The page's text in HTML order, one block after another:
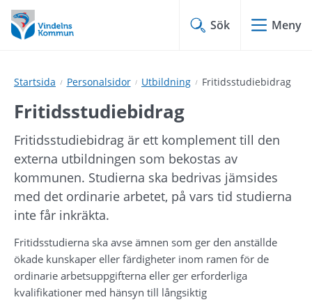
Hoppa
till
innehåll
Hoppa
till
undermeny
Sök Meny
Startsida Personalsidor Utbildning Fritidsstudiebidrag
Fritidsstudiebidrag
Fritidsstudiebidrag är ett komplement till den
externa utbildningen som bekostas av
kommunen. Studierna ska bedrivas jämsides
med det ordinarie arbetet, på vars tid studierna
inte får inkräkta.
Fritidsstudierna ska avse ämnen som ger den anställde
ökade kunskaper eller färdigheter inom ramen för de
ordinarie arbetsuppgifterna eller ger erforderliga
kvalifikationer med hänsyn till långsiktig